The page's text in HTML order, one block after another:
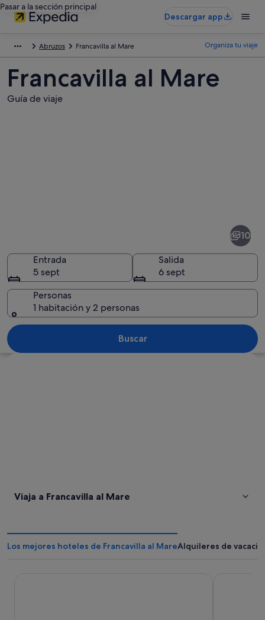
Pasar a la sección principal
Descargar app
Abruzos Francavilla al Mare Organiza tu viaje
Francavilla al Mare
Guía de viaje
Mare
Un área de juegos en la playa con
10
Entrada
5 sept
Salida
6 sept
Personas
1 habitación y 2 personas
Buscar
Viaja a Francavilla al Mare
Los mejores hoteles de Francavilla al MareAlquileres de